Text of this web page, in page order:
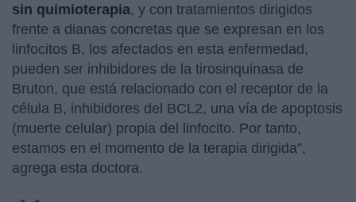
sin quimioterapia, y con tratamientos dirigidos
frente a dianas concretas que se expresan en los
linfocitos B, los afectados en esta enfermedad,
pueden ser inhibidores de la tirosinquinasa de
Bruton, que está relacionado con el receptor de la
célula B, inhibidores del BCL2, una vía de apoptosis
(muerte celular) propia del linfocito. Por tanto,
estamos en el momento de la terapia dirigida”,
agrega esta doctora.